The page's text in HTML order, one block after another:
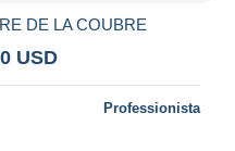
DE LA COUBRE
USD
Professionista